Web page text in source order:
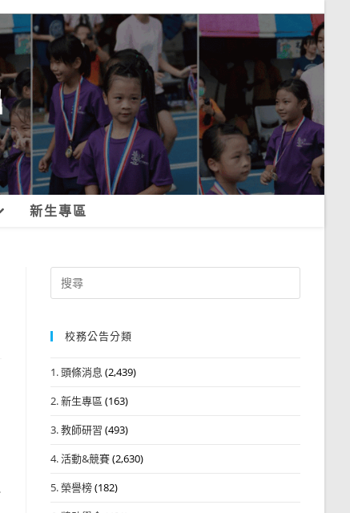
新生專區
Search
for:
校務公告分類
1. 頭條消息 (2,439)
2. 新生專區 (163)
3. 教師研習 (493)
4. 活動&競賽(2,630)
5. 榮譽榜(182)